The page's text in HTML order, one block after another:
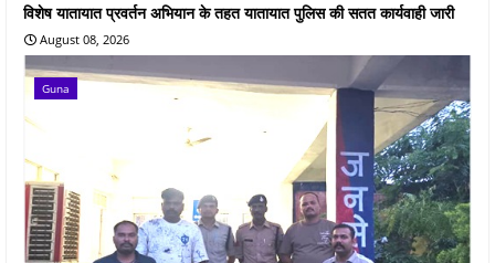
विशेष यातायात प्रवर्तन अभियान के तहत यातायात पुलिस की सतत कार्यवाही जारी
August 08, 2026
Guna